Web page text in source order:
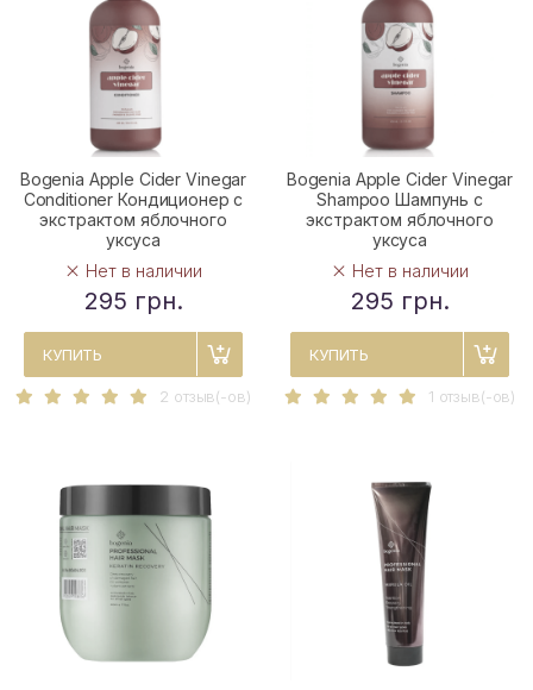
Bogenia Apple Cider Vinegar
Conditioner Кондиционер с
экстрактом яблочного
уксуса
Нет в наличии
295 грн.
КУПИТЬ
2 отзыв(-ов)
Bogenia Apple Cider Vinegar
Shampoo Шампунь с
экстрактом яблочного
уксуса
Нет в наличии
295 грн.
КУПИТЬ
1 отзыв(-ов)